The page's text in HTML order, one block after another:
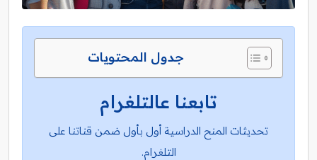
جدول المحتويات
تابعنا عالتلغرام
تحديثات المنح الدراسية أول بأول ضمن قناتنا على
التلغرام.